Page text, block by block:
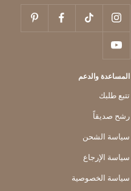
المساعدة والدعم
تتبع طلبك
رشح صديقاً
سياسة الشحن
سياسة الإرجاع
سياسة الخصوصية